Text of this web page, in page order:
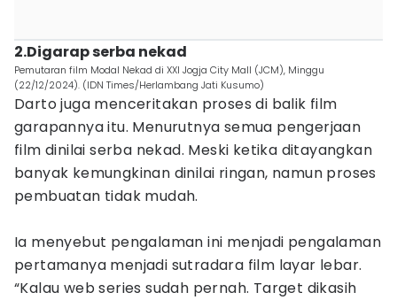
2.Digarap serba nekad
Pemutaran film Modal Nekad di XXI Jogja City Mall (JCM), Minggu
(22/12/2024). (IDN Times/Herlambang Jati Kusumo)
Darto juga menceritakan proses di balik film
garapannya itu. Menurutnya semua pengerjaan
film dinilai serba nekad. Meski ketika ditayangkan
banyak kemungkinan dinilai ringan, namun proses
pembuatan tidak mudah.
Ia menyebut pengalaman ini menjadi pengalaman
pertamanya menjadi sutradara film layar lebar.
“Kalau web series sudah pernah. Target dikasih